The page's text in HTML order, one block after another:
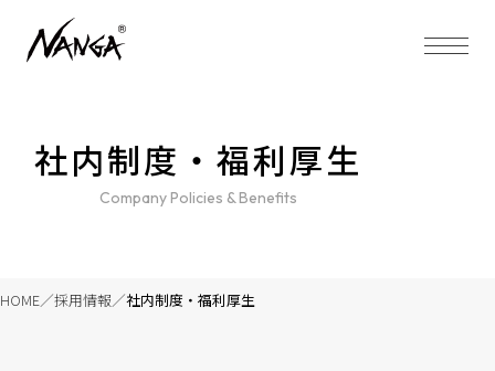
社内制度・福利厚生
Company Policies & Benefits
HOME 採用情報 社内制度・福利厚生